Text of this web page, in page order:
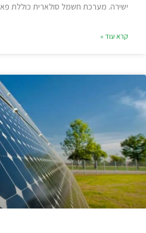
ישירה. מערכת חשמל סולארית כוללת
קרא עוד »